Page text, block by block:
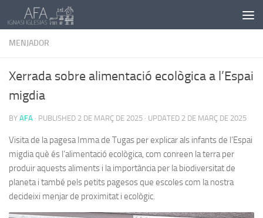
Skip to content
MENJADOR
Xerrada sobre alimentació ecològica a l’Espai
migdia
BY AFA · PUBLISHED 2 DE MARÇ DE 2025 · UPDATED 2 DE MARÇ DE 2025
Visita de la pagesa Imma de Tugas per explicar als infants de l’Espai
migdia què és l’alimentació ecològica, com conreen la terra per
produir aquests aliments i la importància per la biodiversitat de
planeta i també pels petits pagesos que escoles com la nostra
decideixi menjar de proximitat i ecològic.